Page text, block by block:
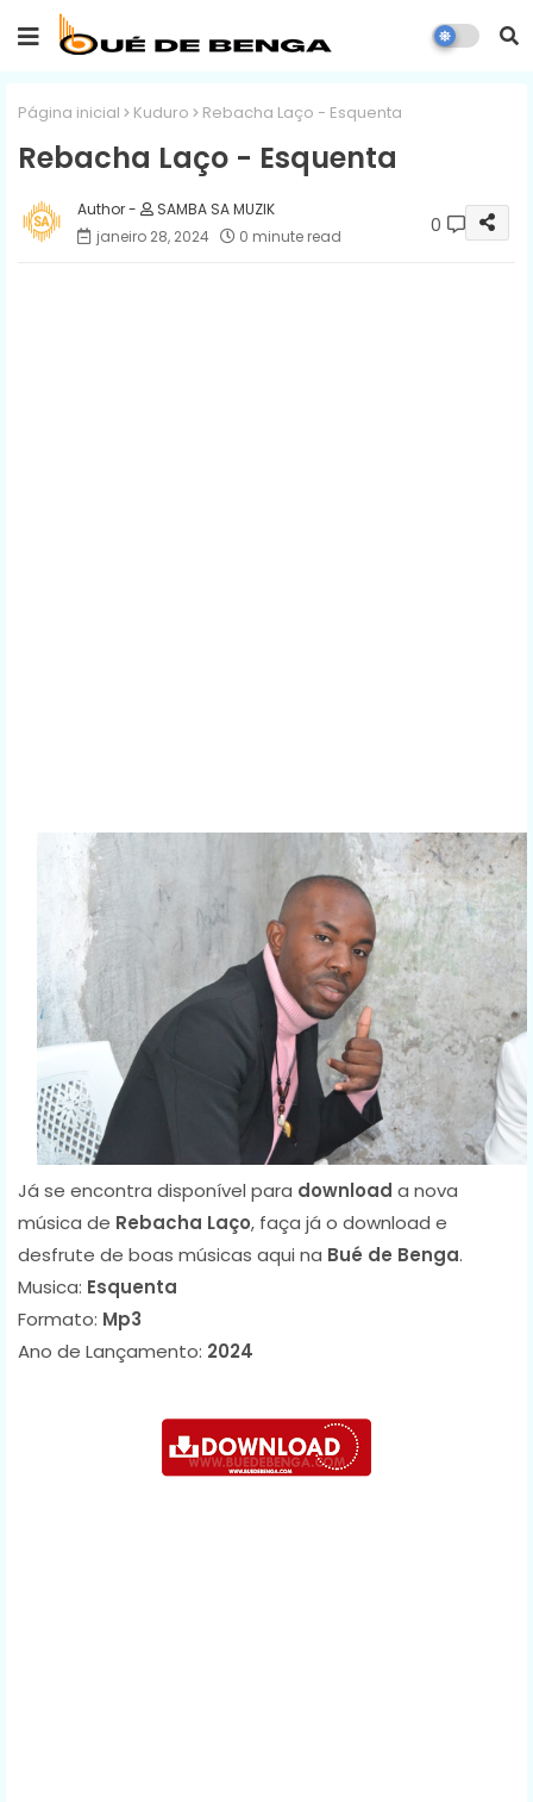
Página inicial Kuduro Rebacha Laço - Esquenta
Rebacha Laço - Esquenta
SAMBA SA MUZIK
janeiro 28, 2024
0 minute read 0
Já se encontra disponível para download a nova
música de Rebacha Laço, faça já o download e
desfrute de boas músicas aqui na Bué de Benga.
Musica: Esquenta
Formato: Mp3
Ano de Lançamento: 2024